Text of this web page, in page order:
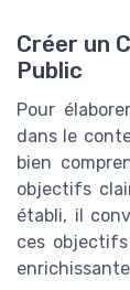
Créer un
Public
Pour
dans le
bien
objectifs
établi, il
ces